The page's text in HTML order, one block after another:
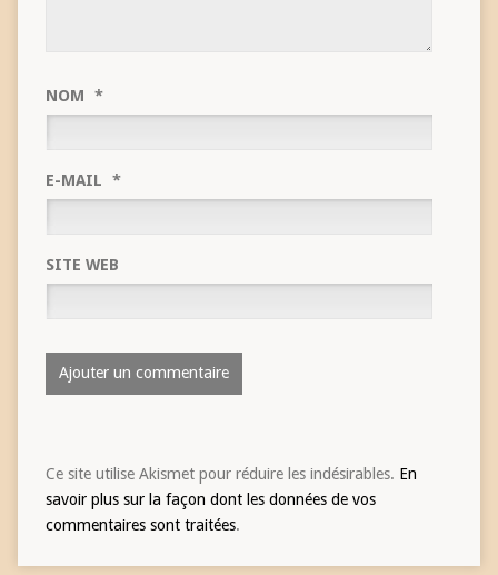
NOM *
E-MAIL *
SITE WEB
Ce site utilise Akismet pour réduire les indésirables. En
savoir plus sur la façon dont les données de vos
commentaires sont traitées.